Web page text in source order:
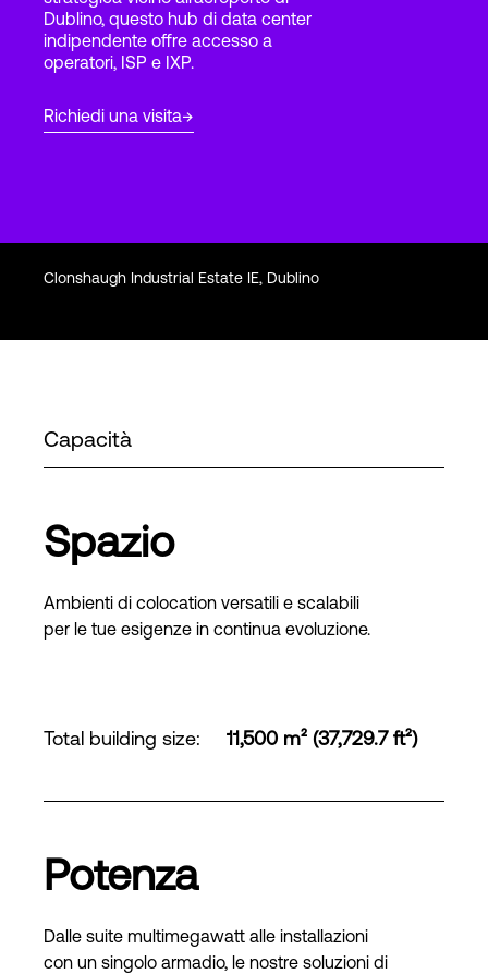
Accesso
Dublino, questo hub di data center
indipendente offre accesso a
operatori, ISP e IXP.
Richiedi una visita
Clonshaugh Industrial Estate IE, Dublino
Capacità
Spazio
Ambienti di colocation versatili e scalabili
per le tue esigenze in continua evoluzione.
Total building size: 11,500 m² (37,729.7 ft²)
Potenza
Dalle suite multimegawatt alle installazioni
con un singolo armadio, le nostre soluzioni di